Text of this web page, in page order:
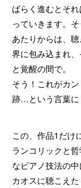
ばらく進むとそ
っていきます。
あたりからは、
界に包み込まれ
と覚醒の間で。
そう！これがカ
跡…という言葉に
この、作品1だけ
ランコリックと
なピアノ技法の
カオスに聴こえ